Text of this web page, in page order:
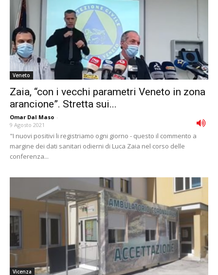
Veneto
Zaia, “con i vecchi parametri Veneto in zona
arancione”. Stretta sui...
Omar Dal Maso -
9 Agosto 2021
"I nuovi positivi li registriamo ogni giorno - questo il commento a
margine dei dati sanitari odierni di Luca Zaia nel corso delle
conferenza...
Vicenza